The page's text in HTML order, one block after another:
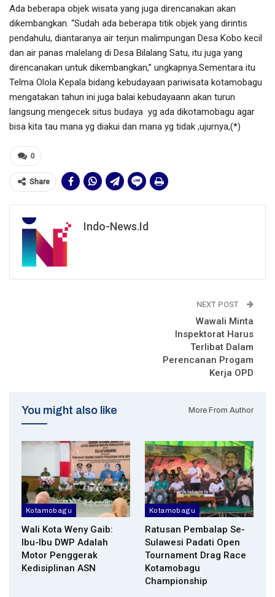
Ada beberapa objek wisata yang juga direncanakan akan
dikembangkan. “Sudah ada beberapa titik objek yang dirintis
pendahulu, diantaranya air terjun malimpungan Desa Kobo kecil
dan air panas malelang di Desa Bilalang Satu, itu juga yang
direncanakan untuk dikembangkan,” ungkapnya.Sementara itu
Telma Olola Kepala bidang kebudayaan pariwisata kotamobagu
mengatakan tahun ini juga balai kebudayaann akan turun
langsung mengecek situs budaya yg ada dikotamobagu agar
bisa kita tau mana yg diakui dan mana yg tidak ,ujurnya,(*)
0
Share
Indo-News.id
NEXT POST
Wawali Minta
Inspektorat Harus
Terlibat Dalam
Perencanan Progam
Kerja OPD
You might also like More From Author
Kotamobagu
Wali Kota Weny Gaib:
Ibu-Ibu DWP Adalah
Motor Penggerak
Kedisiplinan ASN
Kotamobagu
Ratusan Pembalap Se-
Sulawesi Padati Open
Tournament Drag Race
Kotamobagu
Championship